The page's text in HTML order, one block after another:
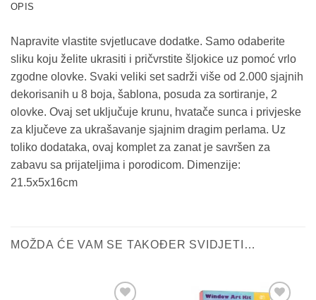
OPIS
Napravite vlastite svjetlucave dodatke. Samo odaberite
sliku koju želite ukrasiti i pričvrstite šljokice uz pomoć vrlo
zgodne olovke. Svaki veliki set sadrži više od 2.000 sjajnih
dekorisanih u 8 boja, šablona, ​​posuda za sortiranje, 2
olovke. Ovaj set uključuje krunu, hvatače sunca i privjeske
za ključeve za ukrašavanje sjajnim dragim perlama. Uz
toliko dodataka, ovaj komplet za zanat je savršen za
zabavu sa prijateljima i porodicom. Dimenzije:
21.5x5x16cm
MOŽDA ĆE VAM SE TAKOĐER SVIDJETI…